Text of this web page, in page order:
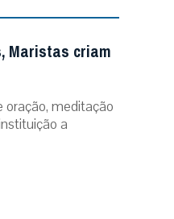
Maristas criam
oração, meditação
a